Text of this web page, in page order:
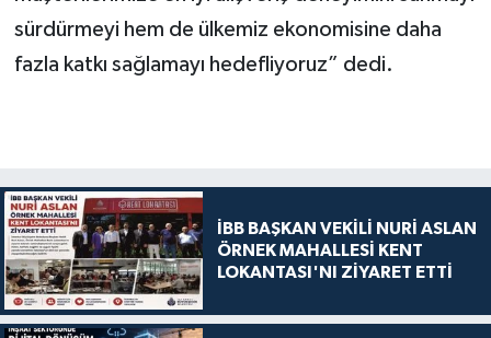
sürdürmeyi hem de ülkemiz ekonomisine daha
fazla katkı sağlamayı hedefliyoruz” dedi.
İBB BAŞKAN VEKİLİ NURİ ASLAN
ÖRNEK MAHALLESİ KENT
LOKANTASI'NI ZİYARET ETTİ